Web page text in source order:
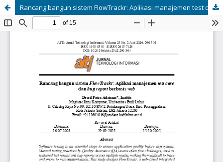
Rancang bangun sistem FlowTrackr: Aplikasi manajemen test case dan bug report berbasis web